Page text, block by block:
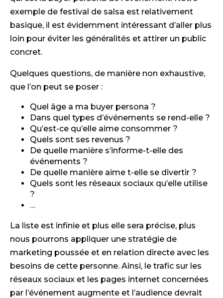
exemple de festival de salsa est relativement
basique, il est évidemment intéressant d’aller plus
loin pour éviter les généralités et attirer un public
concret.
Quelques questions, de manière non exhaustive,
que l’on peut se poser :
Quel âge a ma buyer persona ?
Dans quel types d’événements se rend-elle ?
Qu’est-ce qu’elle aime consommer ?
Quels sont ses revenus ?
De quelle manière s’informe-t-elle des
événements ?
De quelle manière aime t-elle se divertir ?
Quels sont les réseaux sociaux qu’elle utilise
?
…
La liste est infinie et plus elle sera précise, plus
nous pourrons appliquer une stratégie de
marketing poussée et en relation directe avec les
besoins de cette personne. Ainsi, le trafic sur les
réseaux sociaux et les pages internet concernées
par l’événement augmente et l’audience devrait